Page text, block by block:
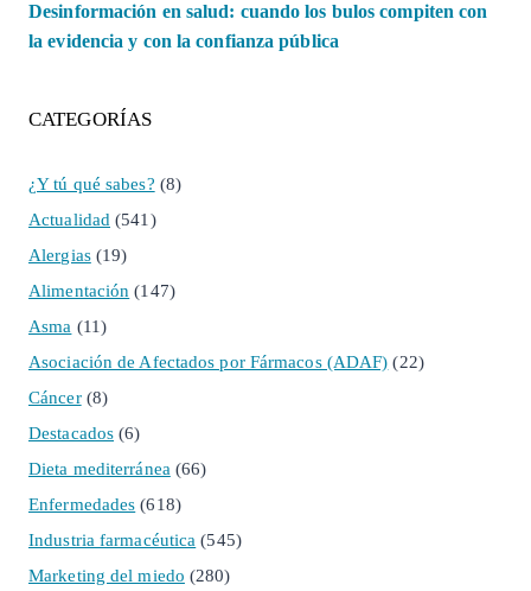
Desinformación en salud: cuando los bulos compiten con
la evidencia y con la confianza pública
CATEGORÍAS
¿Y tú qué sabes? (8)
Actualidad (541)
Alergias(19)
Alimentación (147)
Asma (11)
Asociación de Afectados por Fármacos (ADAF) (22)
Cáncer(8)
Destacados (6)
Dieta mediterránea (66)
Enfermedades (618)
Industria farmacéutica (545)
Marketing del miedo (280)